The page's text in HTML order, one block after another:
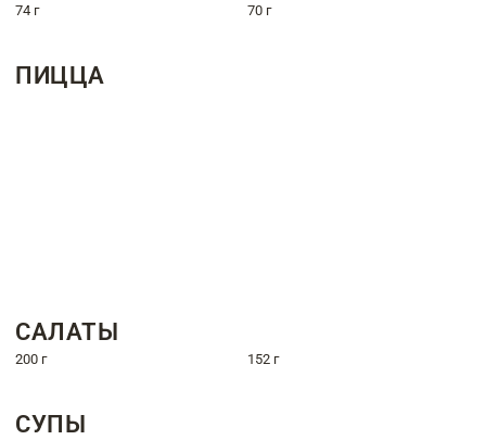
74 г 70 г
ПИЦЦА
САЛАТЫ
200 г 152 г
СУПЫ